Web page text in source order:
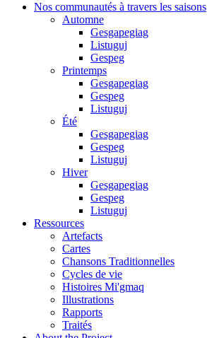
Nos communautés à travers les saisons
Automne
Gesgapegiag
Listuguj
Gespeg
Printemps
Gesgapegiag
Gespeg
Listuguj
Été
Gesgapegiag
Gespeg
Listuguj
Hiver
Gesgapegiag
Gespeg
Listuguj
Ressources
Artefacts
Cartes
Chansons Traditionnelles
Cycles de vie
Histoires Mi'gmaq
Illustrations
Rapports
Traités